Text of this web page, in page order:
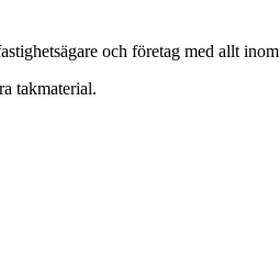
och företag med allt
takmaterial.